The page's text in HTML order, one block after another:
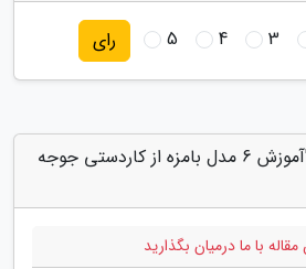
3
4
5 رای
دیدگاه های مرتبط با "آموزش 6 مدل بامزه از کاردستی جوجه
با ما درمیان بگذارید